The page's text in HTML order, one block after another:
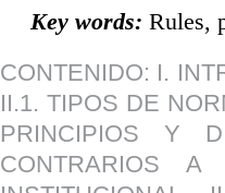
Key words: Rules,
CONTENIDO: I.
II.1. TIPOS DE
PRINCIPIOS Y
CONTRARIOS